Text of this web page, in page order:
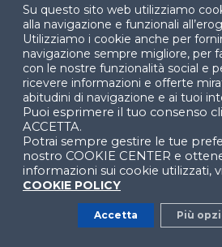
Facebook LinkedIn
YouTube X
© 2024 Copyright © Politecnico di
di Ingegneria Gestionale
Su questo sito web utilizziamo
alla navigazione e funzionali
Utilizziamo i cookie anche per
navigazione sempre migliore, per
con le nostre funzionalità social e
ricevere informazioni e offerte
abitudini di navigazione e ai tuoi
Puoi esprimere il tuo consenso
ACCETTA.
Potrai sempre gestire le tue
nostro COOKIE CENTER e
informazioni sui cookie utilizzati,
COOKIE POLICY
Accetta Più